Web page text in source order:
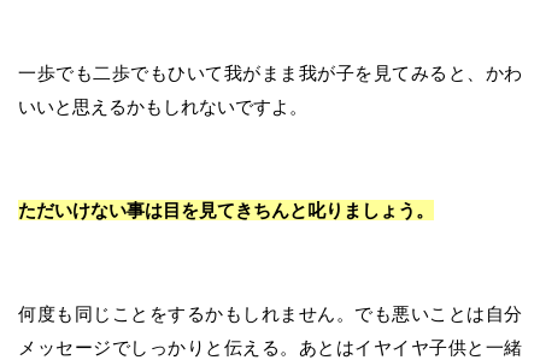
一歩でも二歩でもひいて我がまま我が子を見てみると、かわ
いいと思えるかもしれないですよ。
ただいけない事は目を見てきちんと叱りましょう。
何度も同じことをするかもしれません。でも悪いことは自分
メッセージでしっかりと伝える。あとはイヤイヤ子供と一緒